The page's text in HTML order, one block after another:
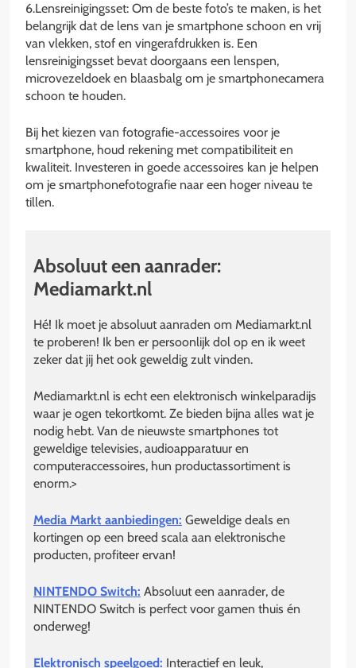
6.Lensreinigingsset: Om de beste foto’s te maken, is het
belangrijk dat de lens van je smartphone schoon en vrij
van vlekken, stof en vingerafdrukken is. Een
lensreinigingsset bevat doorgaans een lenspen,
microvezeldoek en blaasbalg om je smartphonecamera
schoon te houden.
Bij het kiezen van fotografie-accessoires voor je
smartphone, houd rekening met compatibiliteit en
kwaliteit. Investeren in goede accessoires kan je helpen
om je smartphonefotografie naar een hoger niveau te
tillen.
Absoluut een aanrader:
Mediamarkt.nl
Hé! Ik moet je absoluut aanraden om Mediamarkt.nl
te proberen! Ik ben er persoonlijk dol op en ik weet
zeker dat jij het ook geweldig zult vinden.
Mediamarkt.nl is echt een elektronisch winkelparadijs
waar je ogen tekortkomt. Ze bieden bijna alles wat je
nodig hebt. Van de nieuwste smartphones tot
geweldige televisies, audioapparatuur en
computeraccessoires, hun productassortiment is
enorm.>
Media Markt aanbiedingen: Geweldige deals en
kortingen op een breed scala aan elektronische
producten, profiteer ervan!
NINTENDO Switch: Absoluut een aanrader, de
NINTENDO Switch is perfect voor gamen thuis én
onderweg!
Elektronisch speelgoed: Interactief en leuk,